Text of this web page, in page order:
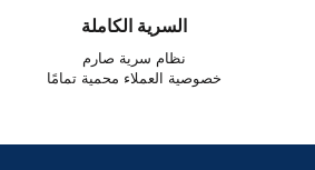
السرية الكاملة
نظام سرية صارم
خصوصية العملاء محمية تمامًا